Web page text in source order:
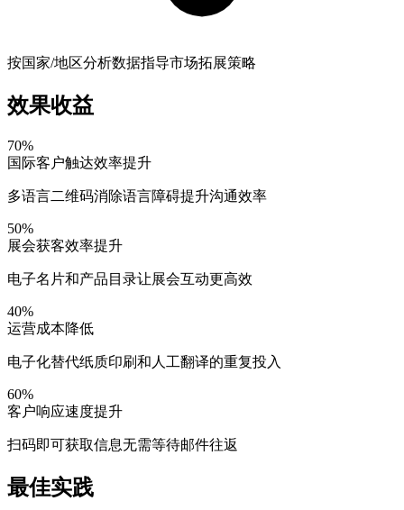
按国家/地区分析数据指导市场拓展策略
效果收益
70%
国际客户触达效率提升
多语言二维码消除语言障碍提升沟通效率
50%
展会获客效率提升
电子名片和产品目录让展会互动更高效
40%
运营成本降低
电子化替代纸质印刷和人工翻译的重复投入
60%
客户响应速度提升
扫码即可获取信息无需等待邮件往返
最佳实践